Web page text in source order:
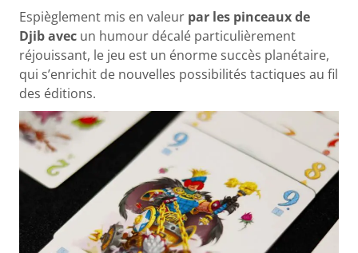
Espièglement mis en valeur par les pinceaux de
Djib avec un humour décalé particulièrement
réjouissant, le jeu est un énorme succès planétaire,
qui s’enrichit de nouvelles possibilités tactiques au fil
des éditions.